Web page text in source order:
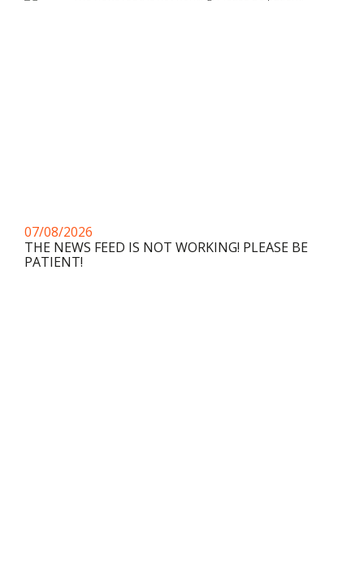
07/08/2026
THE NEWS FEED IS NOT WORKING! PLEASE BE
PATIENT!